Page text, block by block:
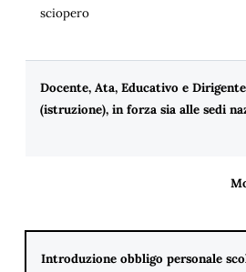
sciopero
Docente, Ata, Educativo e
(istruzione), in forza sia alle sedi
Introduzione obbligo personale